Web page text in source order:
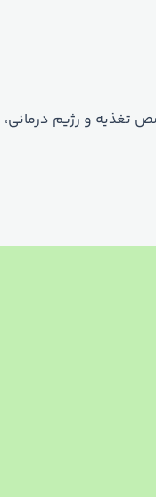
تغذیه و رژیم